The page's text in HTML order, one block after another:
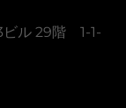
ビル 29階 1-1-